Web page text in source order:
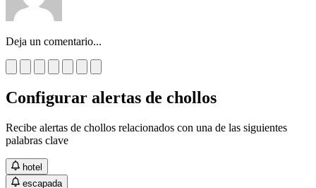
Deja un comentario...
Configurar alertas de chollos
Recibe alertas de chollos relacionados con una de las siguientes
palabras clave
hotel
escapada